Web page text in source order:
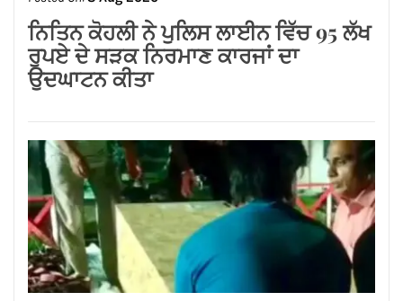
Posted On:8 Aug 2026
ਨਿਤਿਨ ਕੋਹਲੀ ਨੇ ਪੁਲਿਸ ਲਾਈਨ ਵਿੱਚ 95 ਲੱਖ
ਰੁਪਏ ਦੇ ਸੜਕ ਨਿਰਮਾਣ ਕਾਰਜਾਂ ਦਾ
ਉਦਘਾਟਨ ਕੀਤਾ